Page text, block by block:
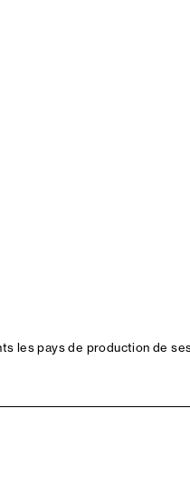
les pays de production de